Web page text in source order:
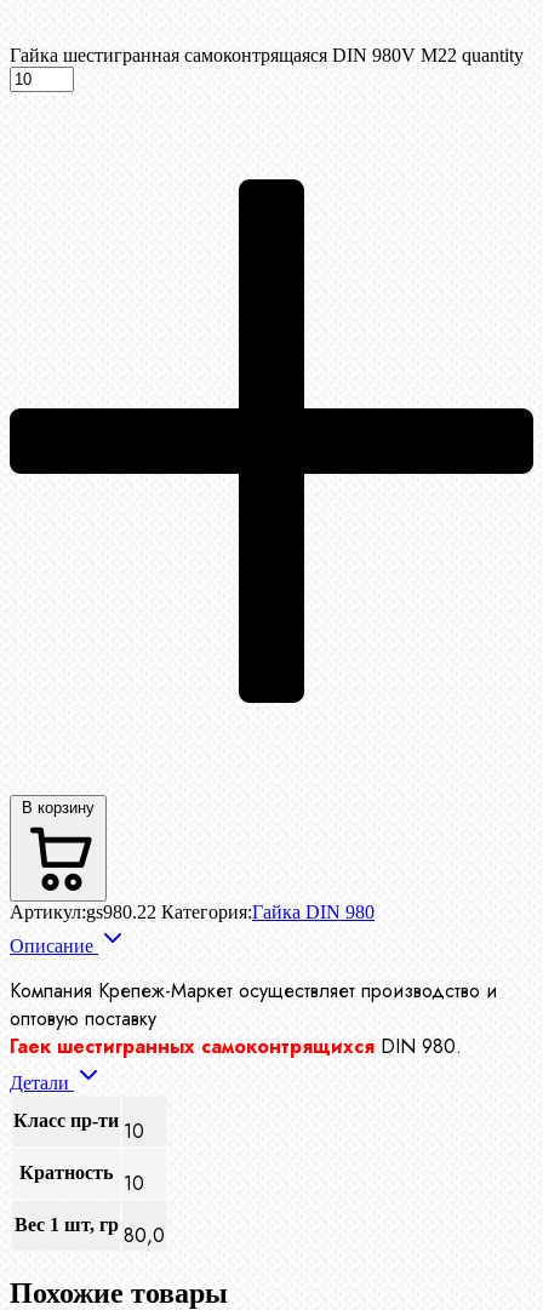
Гайка шестигранная самоконтрящаяся DIN 980V М22 quantity
В корзину
Артикул:gs980.22 Категория:Гайка DIN 980
Описание
Компания Крепеж-Маркет осуществляет производство и
оптовую поставку
Гаек шестигранных самоконтрящихся DIN 980.
Детали
Класс пр-ти 10
Кратность 10
Вес 1 шт, гр 80,0
Похожие товары